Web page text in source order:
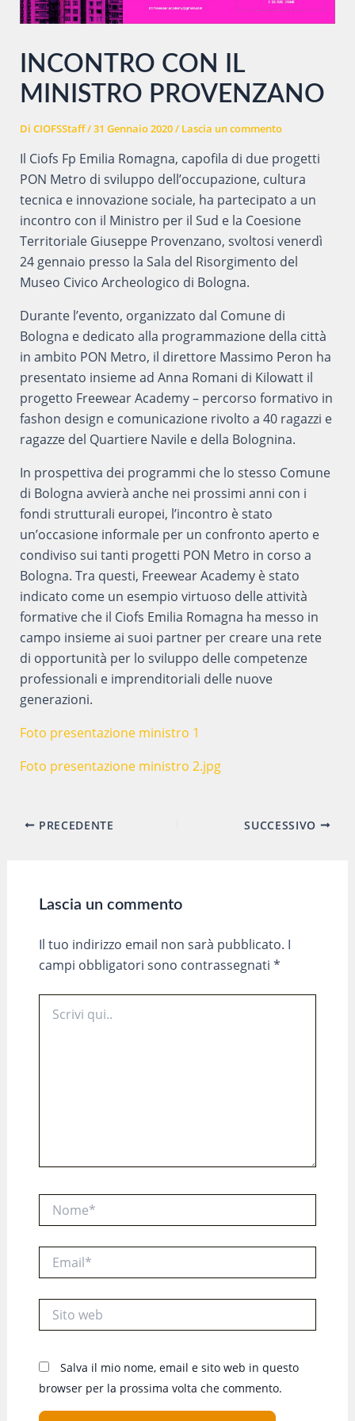
INCONTRO CON IL
MINISTRO PROVENZANO
Di CIOFSStaff/31 Gennaio 2020/ Lascia un commento
Il Ciofs Fp Emilia Romagna, capofila di due progetti
PON Metro di sviluppo dell’occupazione, cultura
tecnica e innovazione sociale, ha partecipato a un
incontro con il Ministro per il Sud e la Coesione
Territoriale Giuseppe Provenzano, svoltosi venerdì
24 gennaio presso la Sala del Risorgimento del
Museo Civico Archeologico di Bologna.
Durante l’evento, organizzato dal Comune di
Bologna e dedicato alla programmazione della città
in ambito PON Metro, il direttore Massimo Peron ha
presentato insieme ad Anna Romani di Kilowatt il
progetto Freewear Academy – percorso formativo in
fashon design e comunicazione rivolto a 40 ragazzi e
ragazze del Quartiere Navile e della Bolognina.
In prospettiva dei programmi che lo stesso Comune
di Bologna avvierà anche nei prossimi anni con i
fondi strutturali europei, l’incontro è stato
un’occasione informale per un confronto aperto e
condiviso sui tanti progetti PON Metro in corso a
Bologna. Tra questi, Freewear Academy è stato
indicato come un esempio virtuoso delle attività
formative che il Ciofs Emilia Romagna ha messo in
campo insieme ai suoi partner per creare una rete
di opportunità per lo sviluppo delle competenze
professionali e imprenditoriali delle nuove
generazioni.
Foto presentazione ministro 1
Foto presentazione ministro 2.jpg
Navigazione
PRECEDENTE SUCCESSIVO
Lascia un commento
Il tuo indirizzo email non sarà pubblicato. I
campi obbligatori sono contrassegnati *
qui..
web
Salva il mio nome, email e sito web in questo
browser per la prossima volta che commento.